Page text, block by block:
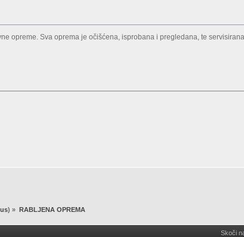
opreme. Sva oprema je očišćena, isprobana i pregledana, te
) » RABLJENA OPREMA
Skoči